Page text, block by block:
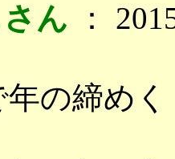
ん ：
年の締め